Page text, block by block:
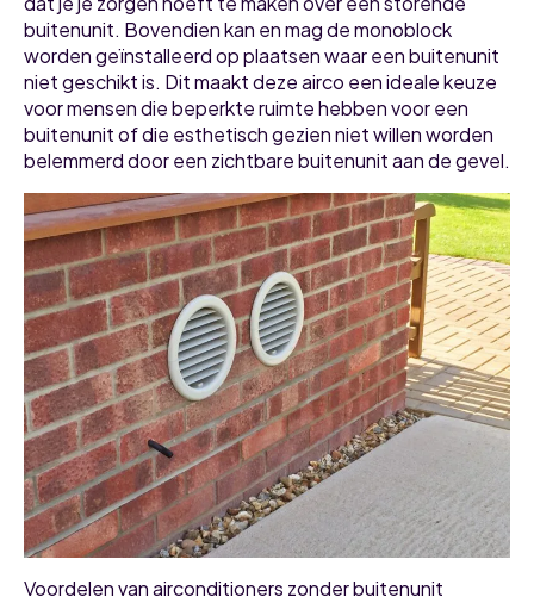
buitenunit. Bovendien kan en mag de monoblock
worden geïnstalleerd op plaatsen waar een buitenunit
niet geschikt is. Dit maakt deze airco een ideale keuze
voor mensen die beperkte ruimte hebben voor een
buitenunit of die esthetisch gezien niet willen worden
belemmerd door een zichtbare buitenunit aan de gevel.
Voordelen van airconditioners zonder buitenunit